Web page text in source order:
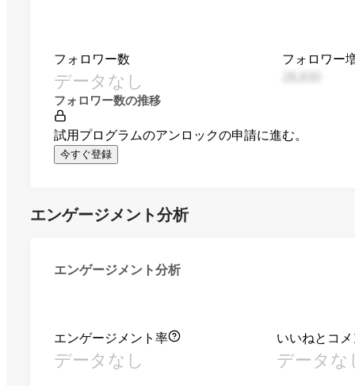
フォロワー数
データなし
フォロワー
フォロワー数の推移
試用プログラムのアンロックの申請に進む。
今すぐ登録
エンゲージメント分析
エンゲージメント分析
エンゲージメント率
データなし
いいねとコ
データな